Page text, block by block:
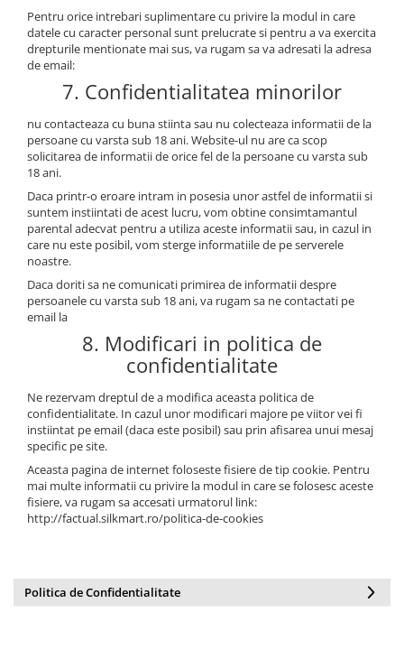
Pentru orice intrebari suplimentare cu privire la modul in care
datele cu caracter personal sunt prelucrate si pentru a va exercita
drepturile mentionate mai sus, va rugam sa va adresati la adresa
de email:
7. Confidentialitatea minorilor
nu contacteaza cu buna stiinta sau nu colecteaza informatii de la
persoane cu varsta sub 18 ani. Website-ul nu are ca scop
solicitarea de informatii de orice fel de la persoane cu varsta sub
18 ani.
Daca printr-o eroare intram in posesia unor astfel de informatii si
suntem instiintati de acest lucru, vom obtine consimtamantul
parental adecvat pentru a utiliza aceste informatii sau, in cazul in
care nu este posibil, vom sterge informatiile de pe serverele
noastre.
Daca doriti sa ne comunicati primirea de informatii despre
persoanele cu varsta sub 18 ani, va rugam sa ne contactati pe
email la
8. Modificari in politica de
confidentialitate
Ne rezervam dreptul de a modifica aceasta politica de
confidentialitate. In cazul unor modificari majore pe viitor vei fi
instiintat pe email (daca este posibil) sau prin afisarea unui mesaj
specific pe site.
Aceasta pagina de internet foloseste fisiere de tip cookie. Pentru
mai multe informatii cu privire la modul in care se folosesc aceste
fisiere, va rugam sa accesati urmatorul link:
http://factual.silkmart.ro/politica-de-cookies
Politica de Confidentialitate